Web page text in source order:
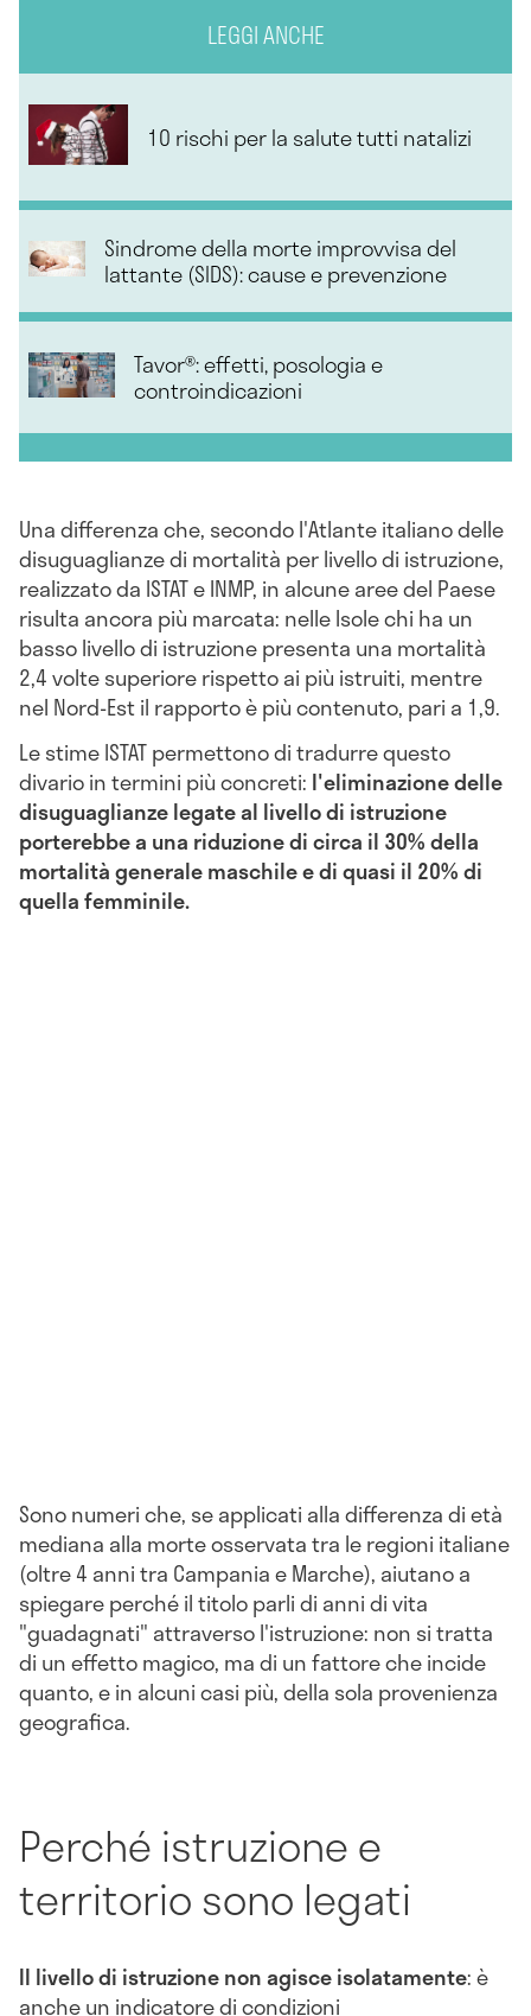
LEGGI ANCHE
10 rischi per la salute tutti natalizi
Sindrome della morte improvvisa del
lattante (SIDS): cause e prevenzione
Tavor®: effetti, posologia e
controindicazioni
Una differenza che, secondo l'Atlante italiano delle
disuguaglianze di mortalità per livello di istruzione,
realizzato da ISTAT e INMP, in alcune aree del Paese
risulta ancora più marcata: nelle Isole chi ha un
basso livello di istruzione presenta una mortalità
2,4 volte superiore rispetto ai più istruiti, mentre
nel Nord-Est il rapporto è più contenuto, pari a 1,9.
Le stime ISTAT permettono di tradurre questo
divario in termini più concreti: l'eliminazione delle
disuguaglianze legate al livello di istruzione
porterebbe a una riduzione di circa il 30% della
mortalità generale maschile e di quasi il 20% di
quella femminile.
Sono numeri che, se applicati alla differenza di età
mediana alla morte osservata tra le regioni italiane
(oltre 4 anni tra Campania e Marche), aiutano a
spiegare perché il titolo parli di anni di vita
"guadagnati" attraverso l'istruzione: non si tratta
di un effetto magico, ma di un fattore che incide
quanto, e in alcuni casi più, della sola provenienza
geografica.
Perché istruzione e
territorio sono legati
Il livello di istruzione non agisce isolatamente: è
anche un indicatore di condizioni